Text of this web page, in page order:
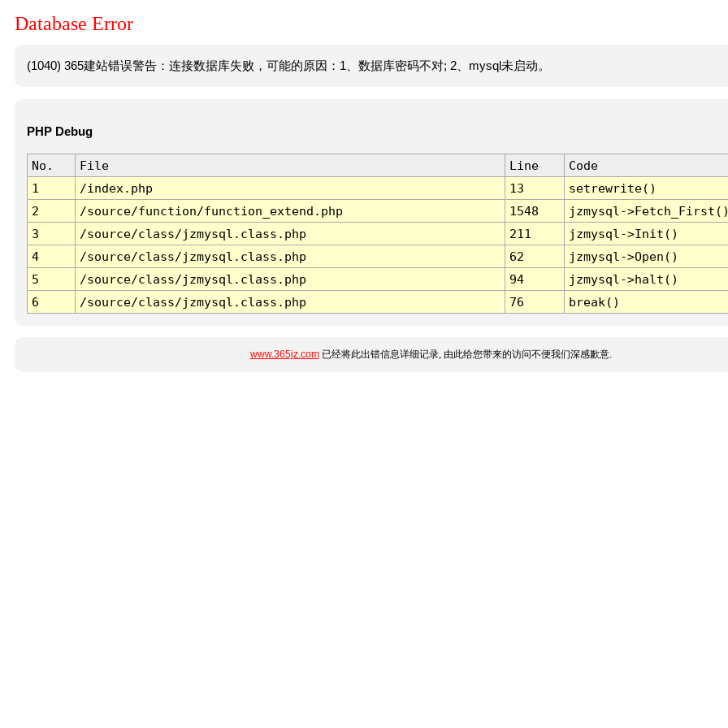
Database Error
(1040) 365建站错误警告：连接数据库失败，可能的原因：1、数据库密码不对; 2、mysql未启动。
PHP Debug
No. File Line
Code
1
/index.php 13
setrewrite()
2
/source/function/function_extend.php 1548
jzmysql-
3
/source/class/jzmysql.class.php 211
jzmysql->Init()
4
/source/class/jzmysql.class.php 62
jzmysql->Open()
5
/source/class/jzmysql.class.php 94
jzmysql->halt()
6
/source/class/jzmysql.class.php 76 break()
www.365jz.com已经将此出错信息详细记录, 由此给您带来的访问不便我们深感歉意.